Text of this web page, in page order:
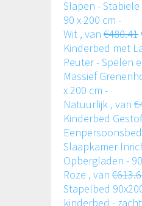
Slapen -
90 x 200 cm -
Wit , van €480.41
Kinderbed met
Peuter - Spelen
Massief
x 200 cm -
Natuurlijk , van
Kinderbed
Slaapkamer
Opbergladen -
Roze , van
Stapelbed
kinderbed -